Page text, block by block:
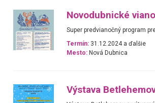
Novodubnické
Super predvianočný program
Termín: 31.12.2024 a ďalšie
Mesto: Nová Dubnica
Výstava